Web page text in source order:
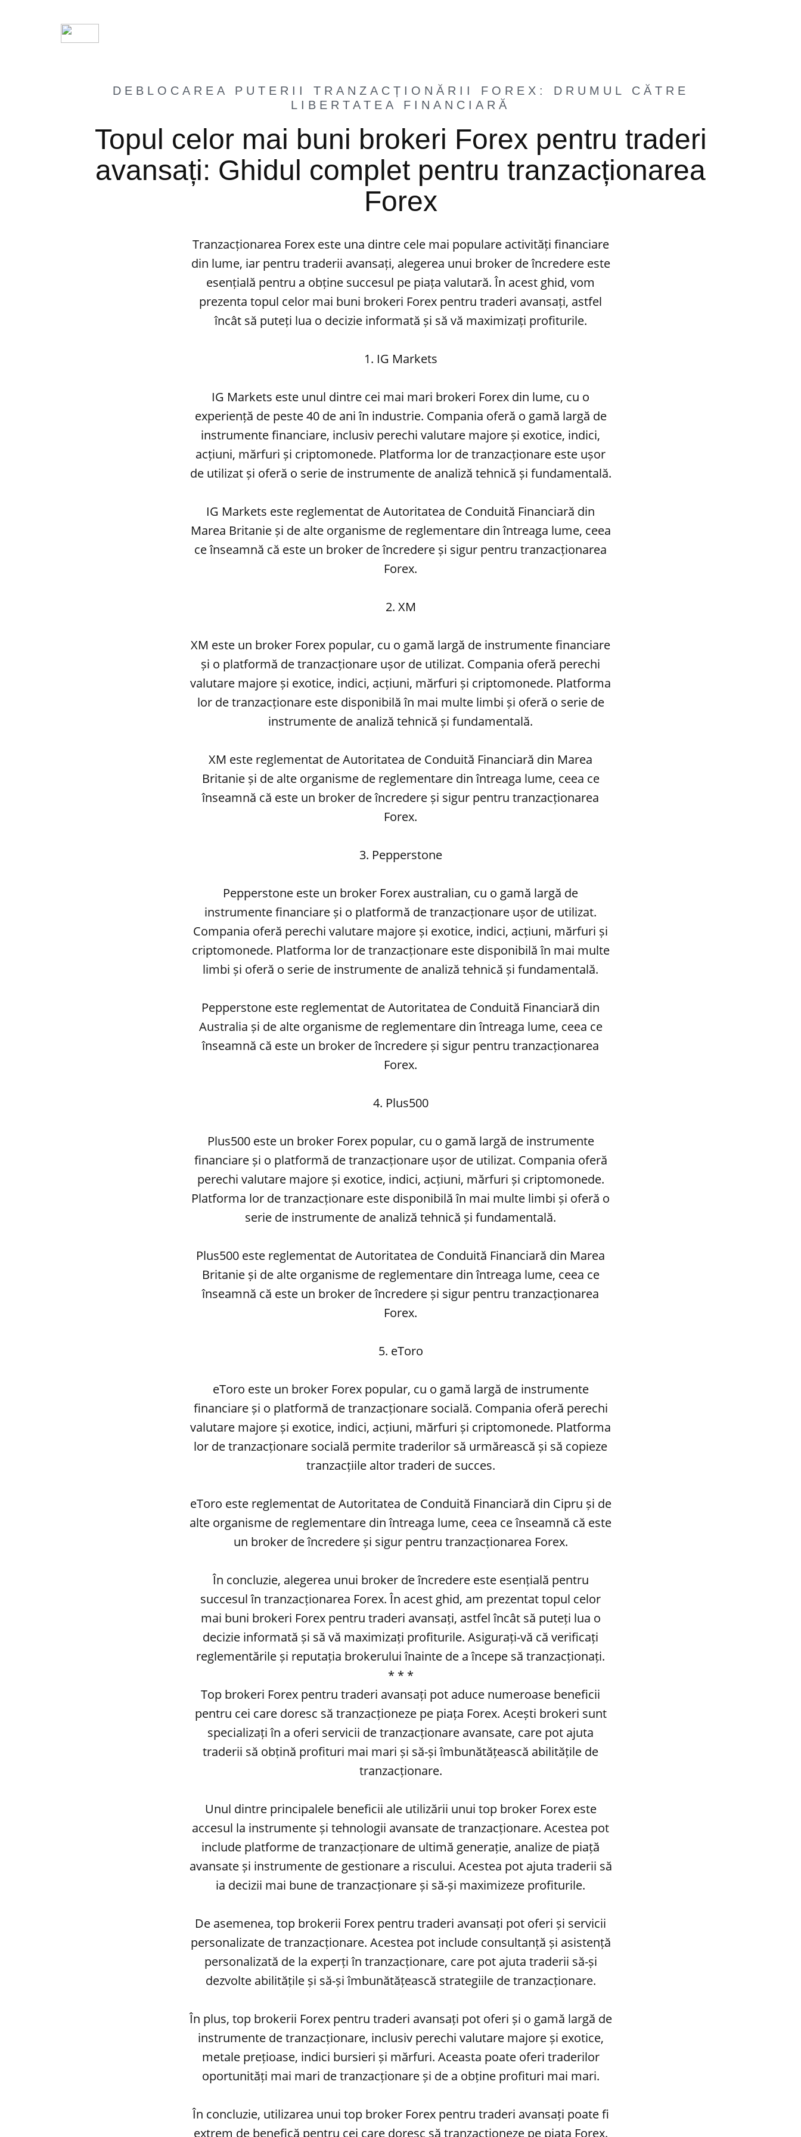
DEBLOCAREA PUTERII TRANZACȚIONĂRII FOREX: DRUMUL CĂTRE
LIBERTATEA FINANCIARĂ
Topul celor mai buni brokeri Forex pentru traderi
avansați: Ghidul complet pentru tranzacționarea
Forex
Tranzacționarea Forex este una dintre cele mai populare activități financiare
din lume, iar pentru traderii avansați, alegerea unui broker de încredere este
esențială pentru a obține succesul pe piața valutară. În acest ghid, vom
prezenta topul celor mai buni brokeri Forex pentru traderi avansați, astfel
încât să puteți lua o decizie informată și să vă maximizați profiturile.
1. IG Markets
IG Markets este unul dintre cei mai mari brokeri Forex din lume, cu o
experiență de peste 40 de ani în industrie. Compania oferă o gamă largă de
instrumente financiare, inclusiv perechi valutare majore și exotice, indici,
acțiuni, mărfuri și criptomonede. Platforma lor de tranzacționare este ușor
de utilizat și oferă o serie de instrumente de analiză tehnică și fundamentală.
IG Markets este reglementat de Autoritatea de Conduită Financiară din
Marea Britanie și de alte organisme de reglementare din întreaga lume, ceea
ce înseamnă că este un broker de încredere și sigur pentru tranzacționarea
Forex.
2. XM
XM este un broker Forex popular, cu o gamă largă de instrumente financiare
și o platformă de tranzacționare ușor de utilizat. Compania oferă perechi
valutare majore și exotice, indici, acțiuni, mărfuri și criptomonede. Platforma
lor de tranzacționare este disponibilă în mai multe limbi și oferă o serie de
instrumente de analiză tehnică și fundamentală.
XM este reglementat de Autoritatea de Conduită Financiară din Marea
Britanie și de alte organisme de reglementare din întreaga lume, ceea ce
înseamnă că este un broker de încredere și sigur pentru tranzacționarea
Forex.
3. Pepperstone
Pepperstone este un broker Forex australian, cu o gamă largă de
instrumente financiare și o platformă de tranzacționare ușor de utilizat.
Compania oferă perechi valutare majore și exotice, indici, acțiuni, mărfuri și
criptomonede. Platforma lor de tranzacționare este disponibilă în mai multe
limbi și oferă o serie de instrumente de analiză tehnică și fundamentală.
Pepperstone este reglementat de Autoritatea de Conduită Financiară din
Australia și de alte organisme de reglementare din întreaga lume, ceea ce
înseamnă că este un broker de încredere și sigur pentru tranzacționarea
Forex.
4. Plus500
Plus500 este un broker Forex popular, cu o gamă largă de instrumente
financiare și o platformă de tranzacționare ușor de utilizat. Compania oferă
perechi valutare majore și exotice, indici, acțiuni, mărfuri și criptomonede.
Platforma lor de tranzacționare este disponibilă în mai multe limbi și oferă o
serie de instrumente de analiză tehnică și fundamentală.
Plus500 este reglementat de Autoritatea de Conduită Financiară din Marea
Britanie și de alte organisme de reglementare din întreaga lume, ceea ce
înseamnă că este un broker de încredere și sigur pentru tranzacționarea
Forex.
5. eToro
eToro este un broker Forex popular, cu o gamă largă de instrumente
financiare și o platformă de tranzacționare socială. Compania oferă perechi
valutare majore și exotice, indici, acțiuni, mărfuri și criptomonede. Platforma
lor de tranzacționare socială permite traderilor să urmărească și să copieze
tranzacțiile altor traderi de succes.
eToro este reglementat de Autoritatea de Conduită Financiară din Cipru și de
alte organisme de reglementare din întreaga lume, ceea ce înseamnă că este
un broker de încredere și sigur pentru tranzacționarea Forex.
În concluzie, alegerea unui broker de încredere este esențială pentru
succesul în tranzacționarea Forex. În acest ghid, am prezentat topul celor
mai buni brokeri Forex pentru traderi avansați, astfel încât să puteți lua o
decizie informată și să vă maximizați profiturile. Asigurați-vă că verificați
reglementările și reputația brokerului înainte de a începe să tranzacționați.
* * *
Top brokeri Forex pentru traderi avansați pot aduce numeroase beneficii
pentru cei care doresc să tranzacționeze pe piața Forex. Acești brokeri sunt
specializați în a oferi servicii de tranzacționare avansate, care pot ajuta
traderii să obțină profituri mai mari și să-și îmbunătățească abilitățile de
tranzacționare.
Unul dintre principalele beneficii ale utilizării unui top broker Forex este
accesul la instrumente și tehnologii avansate de tranzacționare. Acestea pot
include platforme de tranzacționare de ultimă generație, analize de piață
avansate și instrumente de gestionare a riscului. Acestea pot ajuta traderii să
ia decizii mai bune de tranzacționare și să-și maximizeze profiturile.
De asemenea, top brokerii Forex pentru traderi avansați pot oferi și servicii
personalizate de tranzacționare. Acestea pot include consultanță și asistență
personalizată de la experți în tranzacționare, care pot ajuta traderii să-și
dezvolte abilitățile și să-și îmbunătățească strategiile de tranzacționare.
În plus, top brokerii Forex pentru traderi avansați pot oferi și o gamă largă de
instrumente de tranzacționare, inclusiv perechi valutare majore și exotice,
metale prețioase, indici bursieri și mărfuri. Aceasta poate oferi traderilor
oportunități mai mari de tranzacționare și de a obține profituri mai mari.
În concluzie, utilizarea unui top broker Forex pentru traderi avansați poate fi
extrem de benefică pentru cei care doresc să tranzacționeze pe piața Forex.